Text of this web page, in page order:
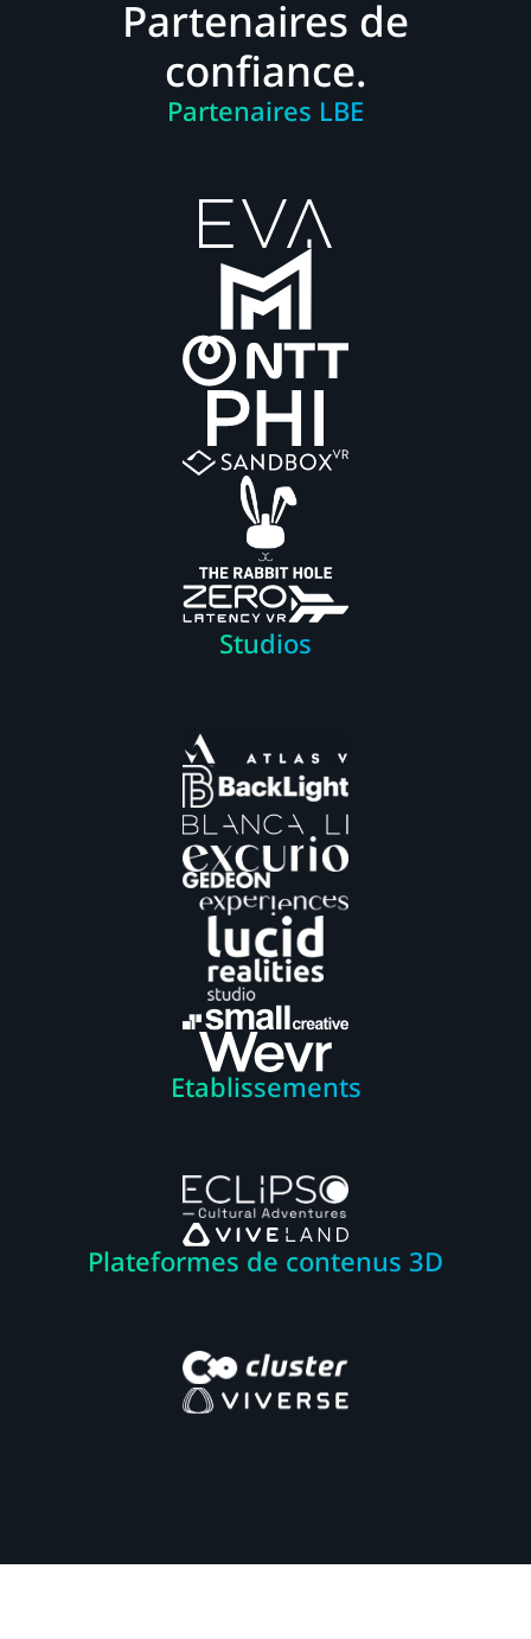
Partenaires de
confiance.
Partenaires LBE
Studios
Etablissements
Plateformes de contenus 3D